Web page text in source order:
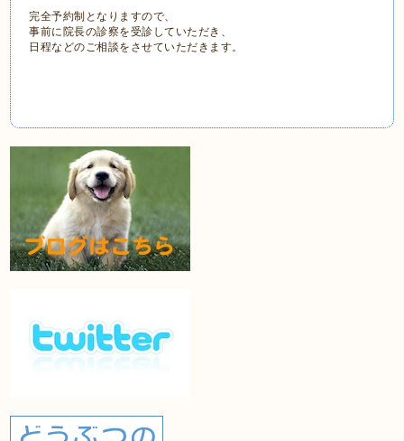
完全予約制となりますので、
事前に院長の診察を受診していただき、
日程などのご相談をさせていただきます。